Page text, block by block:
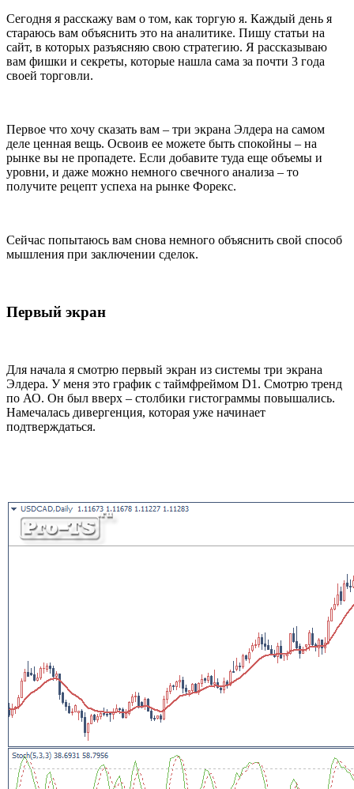
Сегодня я расскажу вам о том, как торгую я. Каждый день я
стараюсь вам объяснить это на аналитике. Пишу статьи на
сайт, в которых разъясняю свою стратегию. Я рассказываю
вам фишки и секреты, которые нашла сама за почти 3 года
своей торговли.
Первое что хочу сказать вам – три экрана Элдера на самом
деле ценная вещь. Освоив ее можете быть спокойны – на
рынке вы не пропадете. Если добавите туда еще объемы и
уровни, и даже можно немного свечного анализа – то
получите рецепт успеха на рынке Форекс.
Сейчас попытаюсь вам снова немного объяснить свой способ
мышления при заключении сделок.
Первый экран
Для начала я смотрю первый экран из системы три экрана
Элдера. У меня это график с таймфреймом D1. Смотрю тренд
по АО. Он был вверх – столбики гистограммы повышались.
Намечалась дивергенция, которая уже начинает
подтверждаться.